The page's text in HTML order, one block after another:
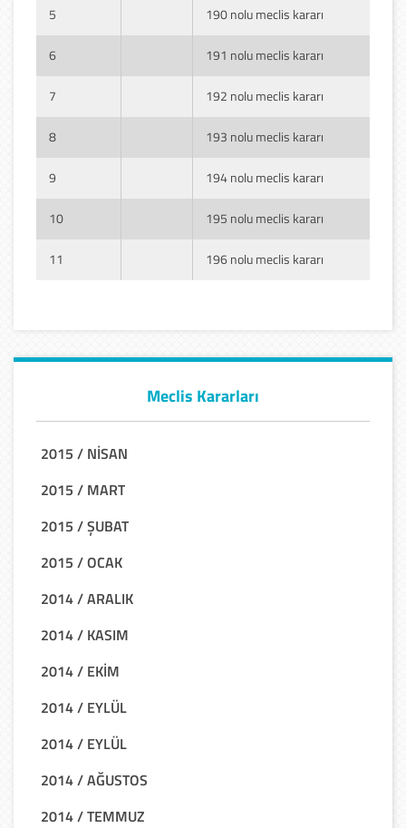
5 190 nolu meclis kararı
6 191 nolu meclis kararı
7 192 nolu meclis kararı
8 193 nolu meclis kararı
9 194 nolu meclis kararı
10 195 nolu meclis kararı
11 196 nolu meclis kararı
Meclis Kararları
2015 / NİSAN
2015 / MART
2015 / ŞUBAT
2015 / OCAK
2014 / ARALIK
2014 / KASIM
2014 / EKİM
2014 / EYLÜL
2014 / EYLÜL
2014 / AĞUSTOS
2014 / TEMMUZ